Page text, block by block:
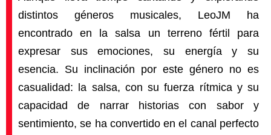
distintos géneros musicales, LeoJM ha
encontrado en la salsa un terreno fértil para
expresar sus emociones, su energía y su
esencia. Su inclinación por este género no es
casualidad: la salsa, con su fuerza rítmica y su
capacidad de narrar historias con sabor y
sentimiento, se ha convertido en el canal perfecto